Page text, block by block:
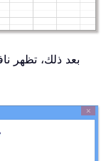
بعد ذلك، تظهر